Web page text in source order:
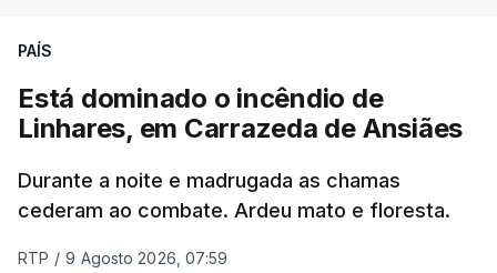
PAÍS
Está dominado o incêndio de
Linhares, em Carrazeda de Ansiães
Durante a noite e madrugada as chamas
cederam ao combate. Ardeu mato e floresta.
RTP / 9 Agosto 2026, 07:59